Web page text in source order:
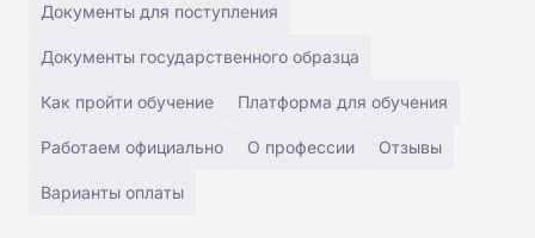
Документы для поступления
Документы государственного образца
Как пройти обучение Платформа для обучения
Работаем официально О профессии Отзывы
Варианты оплаты